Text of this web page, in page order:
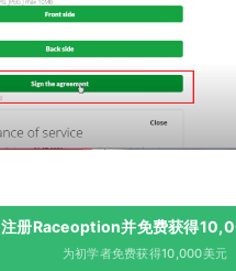
注册Raceoption并免费获得
为初学者免费获得10,000美元